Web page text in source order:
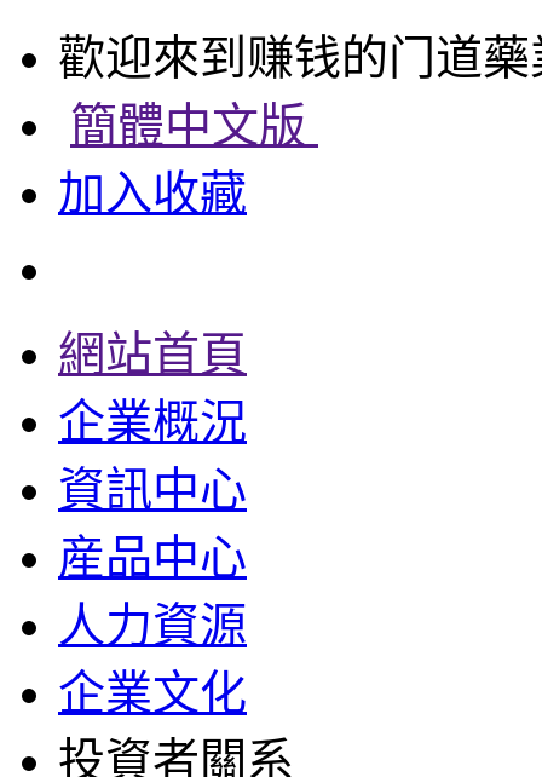
歡迎來到赚钱的门道
簡體中文版
加入收藏
網站首頁
企業概況
資訊中心
産品中心
人力資源
企業文化
投資者關系